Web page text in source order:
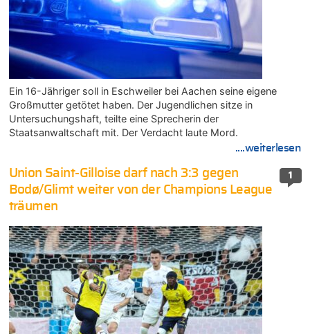
Ein 16-Jähriger soll in Eschweiler bei Aachen seine eigene
Großmutter getötet haben. Der Jugendlichen sitze in
Untersuchungshaft, teilte eine Sprecherin der
Staatsanwaltschaft mit. Der Verdacht laute Mord.
....weiterlesen
1
Union Saint-Gilloise darf nach 3:3 gegen
Bodø/Glimt weiter von der Champions League
träumen